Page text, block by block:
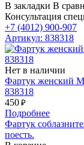
В закладки В
Консультация
+7 (4012) 900-907
Артикул: 838318
Нет в наличии
Фартук женский
838318
450 ₽
Подробнее
Фартук
поесть.